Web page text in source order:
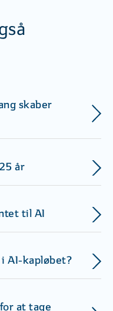
skaber
år
til AI
AI-kapløbet?
at tage